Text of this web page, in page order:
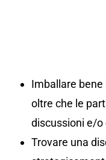
Imballare bene
oltre che le
discussioni e/o
Trovare una